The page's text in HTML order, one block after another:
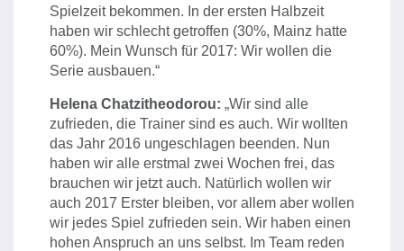
Spielzeit bekommen. In der ersten Halbzeit
haben wir schlecht getroffen (30%, Mainz hatte
60%). Mein Wunsch für 2017: Wir wollen die
Serie ausbauen.“
Helena Chatzitheodorou: „Wir sind alle
zufrieden, die Trainer sind es auch. Wir wollten
das Jahr 2016 ungeschlagen beenden. Nun
haben wir alle erstmal zwei Wochen frei, das
brauchen wir jetzt auch. Natürlich wollen wir
auch 2017 Erster bleiben, vor allem aber wollen
wir jedes Spiel zufrieden sein. Wir haben einen
hohen Anspruch an uns selbst. Im Team reden